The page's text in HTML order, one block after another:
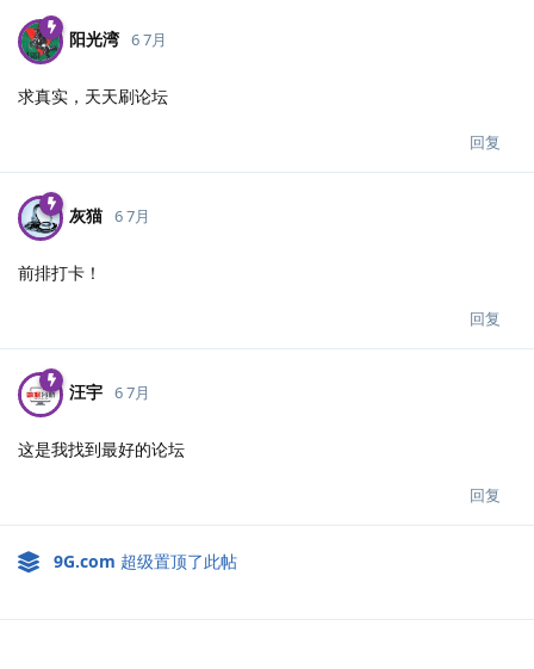
阳光湾 6 7月
求真实，天天刷论坛
回复
灰猫 6 7月
前排打卡！
回复
汪宇 6 7月
这是我找到最好的论坛
回复
9G.​com 超级置顶了此帖